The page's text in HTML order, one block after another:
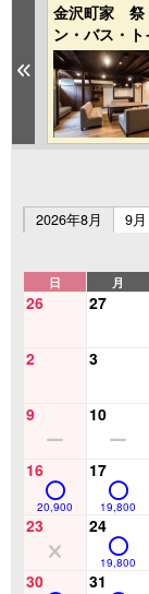
Previous
金沢町家 祭
ン・バス・
2026年8月
9月
日 月
26 27
2 3
9 10
16
20,900
17
19,800
23 24
19,800
30 31